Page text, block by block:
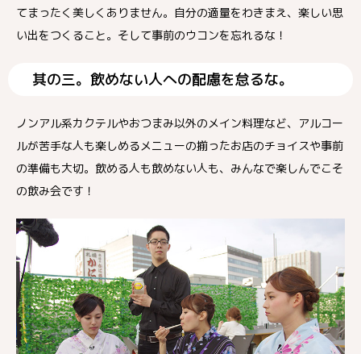
てまったく美しくありません。自分の適量をわきまえ、楽しい思
い出をつくること。そして事前のウコンを忘れるな！
其の三。飲めない人への配慮を怠るな。
ノンアル系カクテルやおつまみ以外のメイン料理など、アルコー
ルが苦手な人も楽しめるメニューの揃ったお店のチョイスや事前
の準備も大切。飲める人も飲めない人も、みんなで楽しんでこそ
の飲み会です！